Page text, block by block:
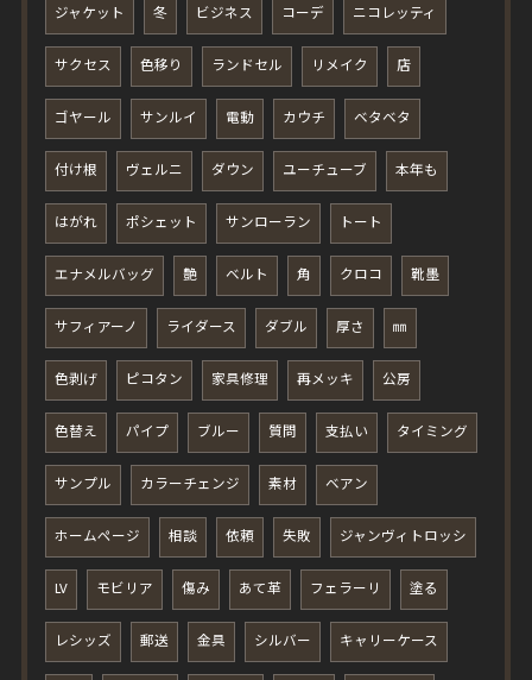
ジャケット 冬 ビジネス コーデ ニコレッティ
サクセス 色移り ランドセル リメイク 店
ゴヤール サンルイ 電動 カウチ ベタベタ
付け根 ヴェルニ ダウン ユーチューブ 本年も
はがれ ポシェット サンローラン トート
エナメルバッグ 艶 ベルト 角 クロコ 靴墨
サフィアーノ ライダース ダブル 厚さ ㎜
色剥げ ピコタン 家具修理 再メッキ 公房
色替え パイプ ブルー 質問 支払い タイミング
サンプル カラーチェンジ 素材 ベアン
ホームページ 相談 依頼 失敗 ジャンヴィトロッシ
LV モビリア 傷み あて革 フェラーリ 塗る
レシッズ 郵送 金具 シルバー キャリーケース